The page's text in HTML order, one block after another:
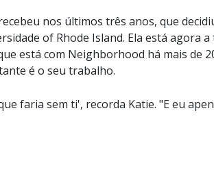
nos últimos três anos, que
of Rhode Island. Ela está agora
está com Neighborhood há mais de
é o seu trabalho.
faria sem ti', recorda Katie. "E eu